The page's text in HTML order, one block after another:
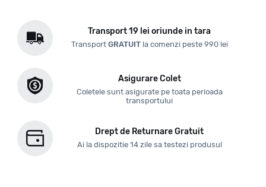
Transport 19 lei oriunde in tara
Transport GRATUITla comenzi peste 990 lei
Asigurare Colet
Coletele sunt asigurate pe toata perioada
transportului
Drept de Returnare Gratuit
Ai la dispozitie 14 zile sa testezi produsul